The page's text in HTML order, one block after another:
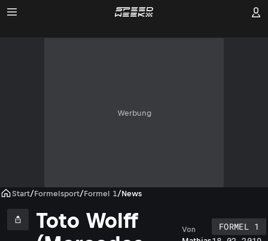
Werbung
Start/Formelsport/Formel 1/News
Toto Wolff
Von
FORMEL 1